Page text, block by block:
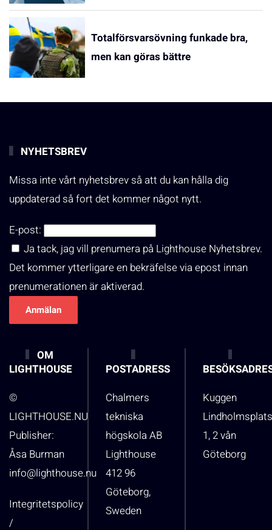
Totalförsvarsövning funkade bra,
men kan göras bättre
NYHETSBREV
Missa inte vårt nyhetsbrev så att du kan hålla dig
uppdaterad så fort det kommer något nytt.
E-post:
Ja tack, jag vill prenumera på Lighthouse Nyhetsbrev.
Det kommer ytterligare en bekräfelse via epost innan
prenumerationen är aktiverad.
OM
LIGHTHOUSE
©
LIGHTHOUSE.NU
Publisher:
Åsa Burman
info@lighthouse.nu
Integritetspolicy
/
POSTADRESS
Chalmers
tekniska
högskola AB
Lighthouse
412 96
Göteborg,
Sweden
Kuggen
1, 2 vån
Göteborg